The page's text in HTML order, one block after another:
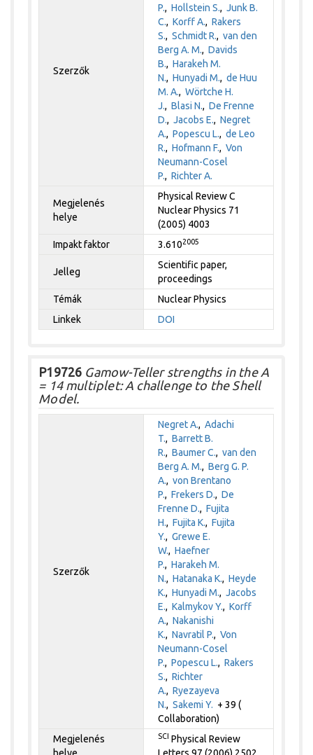
Szerzők
P.,Hollstein S.,Junk B.
C.,Korff A.,Rakers
S.,Schmidt R.,van den
Berg A. M.,Davids
B.,Harakeh M.
N.,Hunyadi M.,de Huu
M. A.,Wörtche H.
J.,Blasi N.,De Frenne
D.,Jacobs E.,Negret
A.,Popescu L.,de Leo
R.,Hofmann F.,Von
Neumann-Cosel
P.,Richter A.
Megjelenés
helye
Physical Review C
Nuclear Physics 71
(2005) 4003
Impakt faktor
3.6102005
Jelleg
Scientific paper,
proceedings
Témák
Nuclear Physics
Linkek
DOI
P19726 Gamow-Teller strengths in the A
= 14 multiplet: A challenge to the Shell
Model.
Szerzők
Negret A.,Adachi
T.,Barrett B.
R.,Baumer C.,van den
Berg A. M.,Berg G. P.
A.,von Brentano
P.,Frekers D.,De
Frenne D.,Fujita
H.,Fujita K.,Fujita
Y.,Grewe E.
W.,Haefner
P.,Harakeh M.
N.,Hatanaka K.,Heyde
K.,Hunyadi M.,Jacobs
E.,Kalmykov Y.,Korff
A.,Nakanishi
K.,Navratil P.,Von
Neumann-Cosel
P.,Popescu L.,Rakers
S.,Richter
A.,Ryezayeva
N.,Sakemi Y. + 39 (
Collaboration)
Megjelenés
SCI Physical Review